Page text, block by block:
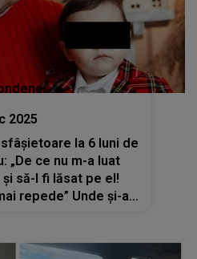
2025
la 6 luni de
„De ce nu m-a luat
să-l fi lăsat pe el!
repede” Unde și-a